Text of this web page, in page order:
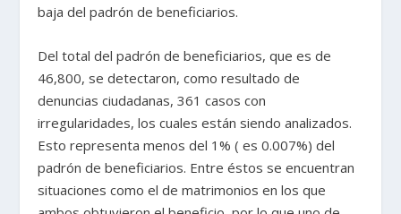
baja del padrón de beneficiarios.
Del total del padrón de beneficiarios, que es de
46,800, se detectaron, como resultado de
denuncias ciudadanas, 361 casos con
irregularidades, los cuales están siendo analizados.
Esto representa menos del 1% ( es 0.007%) del
padrón de beneficiarios. Entre éstos se encuentran
situaciones como el de matrimonios en los que